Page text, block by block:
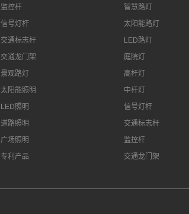
监控杆
信号灯杆
交通标志杆
交通龙门架
景观路灯
太阳能照明
LED照明
道路照明
广场照明
专利产品
智慧路灯
太阳能路灯
LED路灯
庭院灯
高杆灯
中杆灯
信号灯杆
交通标志杆
监控杆
交通龙门架